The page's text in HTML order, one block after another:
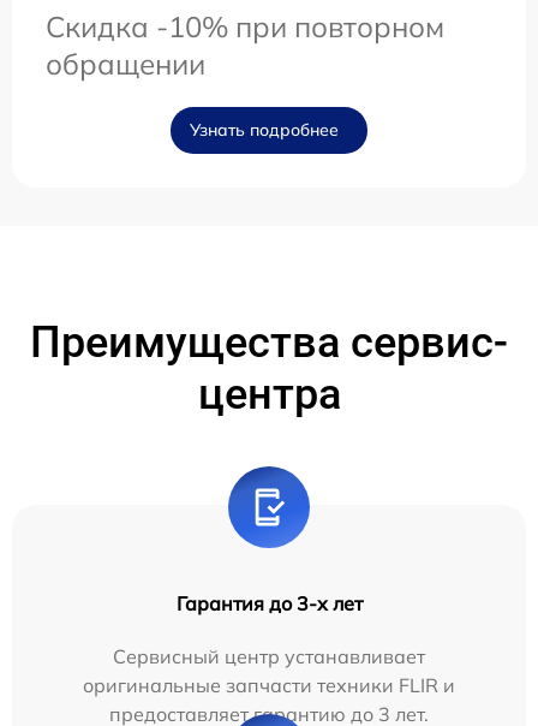
Скидка -10% при повторном
обращении
Узнать подробнее
Преимущества сервис-
центра
Гарантия до 3-х лет
Сервисный центр устанавливает
оригинальные запчасти техники FLIR и
предоставляет гарантию до 3 лет.